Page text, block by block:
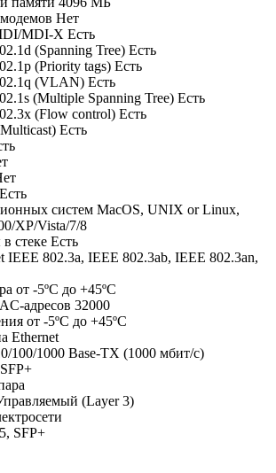
Нет
MDI-X Есть
(Spanning Tree) Есть
(Priority tags) Есть
(VLAN) Есть
(Multiple Spanning Tree) Есть
(Flow control) Есть
Есть
Есть
систем MacOS, UNIX or Linux,
XP/Vista/7/8
стеке Есть
IEEE 802.3a, IEEE 802.3ab, IEEE 802.3an,
от -5ºC до +45ºC
адресов 32000
от -5ºC до +45ºC
Ethernet
100/1000 Base-TX (1000 мбит/с)
SFP+
(Layer 3)
SFP+